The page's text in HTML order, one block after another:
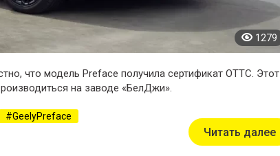
1279
что модель Preface получила сертификат ОТТС. Этот
на заводе «БелДжи».
GeelyPreface
Читать далее